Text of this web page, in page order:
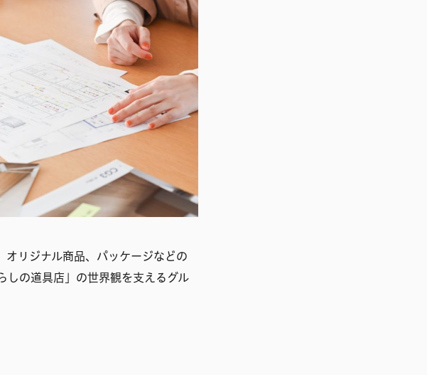
オリジナル商品、パッケージなどの
しの道具店」の世界観を支えるグル